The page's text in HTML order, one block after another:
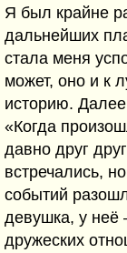
Я был крайне
дальнейших
стала меня
может, оно и к
историю.
«Когда
давно друг
встречались,
событий
девушка, у неё
дружеских